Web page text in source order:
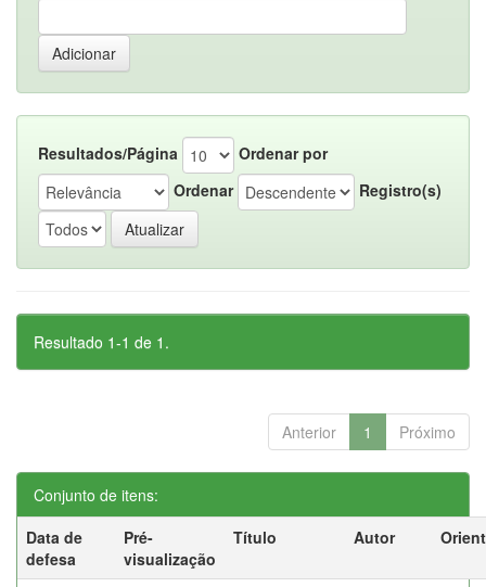
Resultados/Página
Ordenar por
Ordenar
Registro(s)
Resultado 1-1 de 1.
Anterior 1 Próximo
Conjunto de itens:
Data de
defesa
Pré-
visualização
Título Autor